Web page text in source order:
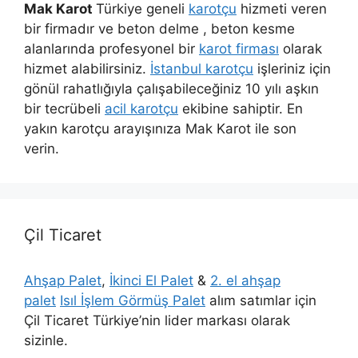
Mak Karot Türkiye geneli karotçu hizmeti veren
bir firmadır ve beton delme , beton kesme
alanlarında profesyonel bir karot firması olarak
hizmet alabilirsiniz. İstanbul karotçu işleriniz için
gönül rahatlığıyla çalışabileceğiniz 10 yılı aşkın
bir tecrübeli acil karotçu ekibine sahiptir. En
yakın karotçu arayışınıza Mak Karot ile son
verin.
Çil Ticaret
Ahşap Palet, İkinci El Palet & 2. el ahşap
palet Isıl İşlem Görmüş Palet alım satımlar için
Çil Ticaret Türkiye’nin lider markası olarak
sizinle.